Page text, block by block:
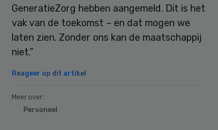
GeneratieZorg hebben aangemeld. Dit is het
vak van de toekomst – en dat mogen we
laten zien. Zonder ons kan de maatschappij
niet.”
Reageer op dit artikel
Meer over:
Personeel